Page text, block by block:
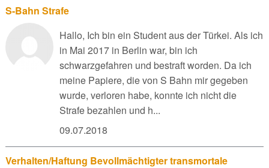
S-Bahn Strafe
Hallo, Ich bin ein Student aus der Türkei. Als ich
in Mai 2017 in Berlin war, bin ich
schwarzgefahren und bestraft worden. Da ich
meine Papiere, die von S Bahn mir gegeben
wurde, verloren habe, konnte ich nicht die
Strafe bezahlen und h...
09.07.2018
Verhalten/Haftung Bevollmächtigter transmortale